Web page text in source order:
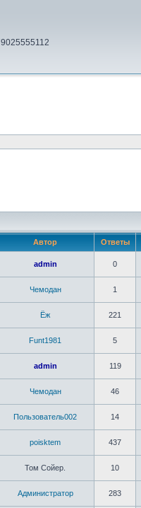
Автор Ответы
admin 0
Чемодан 1
Ёж 221
Funt1981 5
admin 119
Чемодан 46
Пользователь002 14
poisktem 437
Том Сойер. 10
Администратор 283